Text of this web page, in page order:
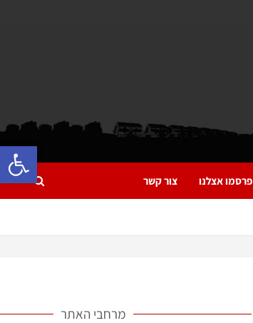
פרסמו אצלנו צור קשר
מרחבי האתר